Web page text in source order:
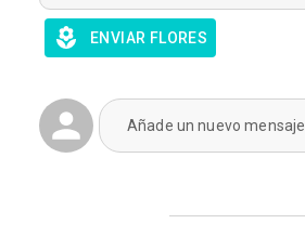
ENVIAR FLORES
Añade un nuevo mensaje